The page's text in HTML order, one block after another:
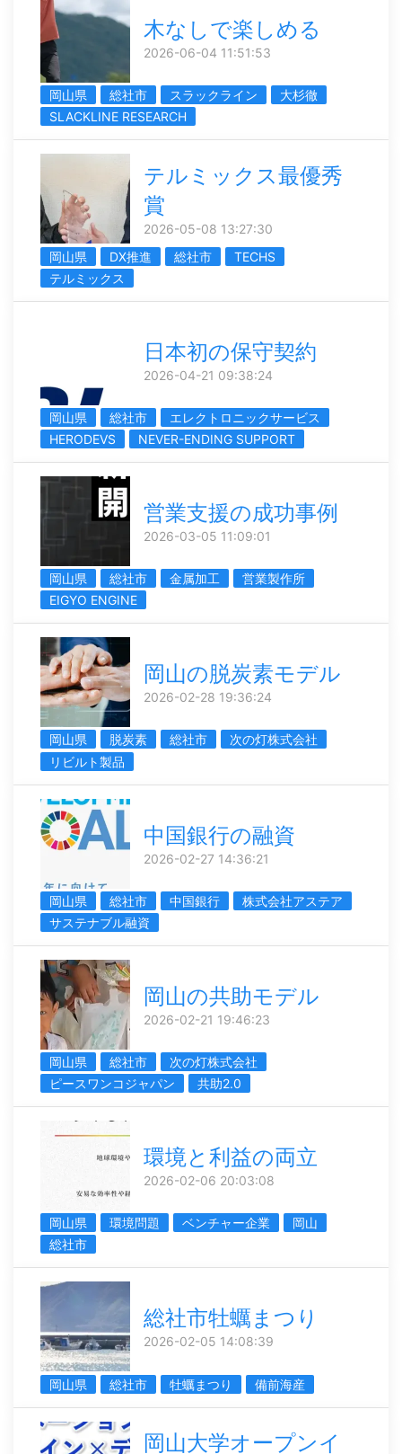
木なしで楽しめる
2026-06-04 11:51:53
岡山県 総社市 スラックライン
大杉徹
SLACKLINE RESEARCH
テルミックス最優秀
賞
2026-05-08 13:27:30
岡山県
DX推進 総社市
TECHS
テルミックス
日本初の保守契約
2026-04-21 09:38:24
岡山県 総社市
エレクトロニックサービス
HERODEVS
NEVER-ENDING SUPPORT
営業支援の成功事例
2026-03-05 11:09:01
岡山県 総社市 金属加工
営業製作所
EIGYO ENGINE
岡山の脱炭素モデル
2026-02-28 19:36:24
岡山県 脱炭素 総社市
次の灯株式会社
リビルト製品
中国銀行の融資
2026-02-27 14:36:21
岡山県 総社市 中国銀行
株式会社アステア
サステナブル融資
岡山の共助モデル
2026-02-21 19:46:23
岡山県 総社市
次の灯株式会社
ピースワンコジャパン
共助2.0
環境と利益の両立
2026-02-06 20:03:08
岡山県 環境問題 ベンチャー企業
岡山
総社市
総社市牡蠣まつり
2026-02-05 14:08:39
岡山県 総社市 牡蠣まつり 備前海産
岡山大学オープンイ